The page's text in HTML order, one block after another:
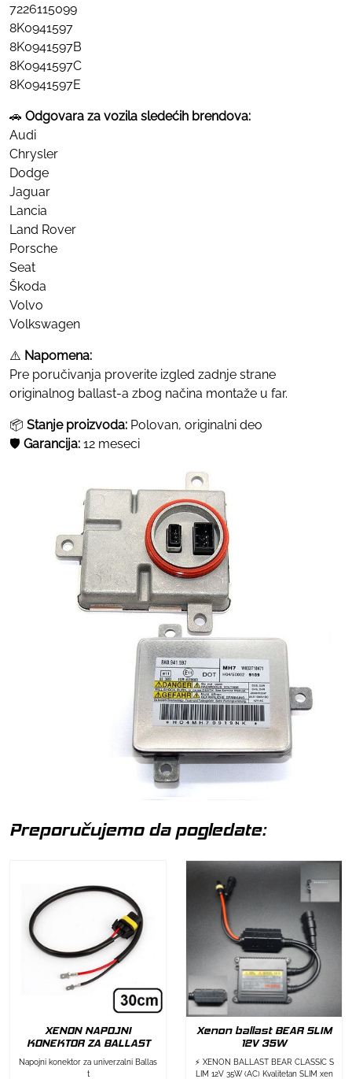
7226115099
8K0941597
8K0941597B
8K0941597C
8K0941597E
🚗 Odgovara za vozila sledećih brendova:
Audi
Chrysler
Dodge
Jaguar
Lancia
Land Rover
Porsche
Seat
Škoda
Volvo
Volkswagen
⚠️ Napomena:
Pre poručivanja proverite izgled zadnje strane
originalnog ballast-a zbog načina montaže u far.
📦 Stanje proizvoda: Polovan, originalni deo
🛡 Garancija: 12 meseci
Preporučujemo da pogledate:
XENON NAPOJNI
KONEKTOR ZA BALLAST
Napojni konektor za univerzalni Ballas
t
Xenon ballast BEAR SLIM
12V 35W
⚡ XENON BALLAST BEAR CLASSIC S
LIM 12V 35W (AC) Kvalitetan SLIM xen